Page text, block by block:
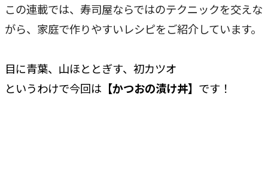
この連載では、寿司屋ならではのテクニックを交えな
がら、家庭で作りやすいレシピをご紹介しています。
目に青葉、山ほととぎす、初カツオ
というわけで今回は 【かつおの漬け丼】 です！